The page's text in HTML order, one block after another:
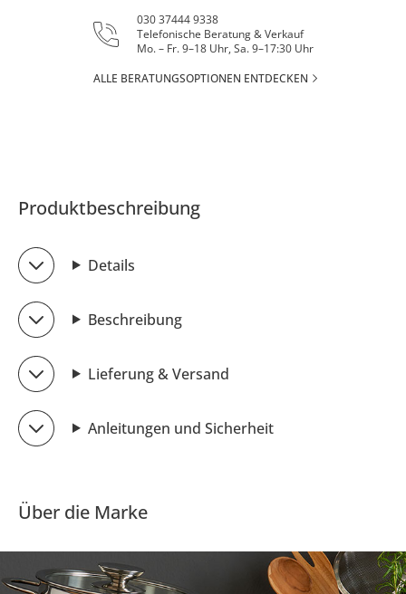
030 37444 9338
Telefonische Beratung & Verkauf
Mo. – Fr. 9–18 Uhr, Sa. 9–17:30 Uhr
ALLE BERATUNGSOPTIONEN ENTDECKEN
Produktbeschreibung
Details
Beschreibung
Lieferung & Versand
Anleitungen und Sicherheit
Über die Marke